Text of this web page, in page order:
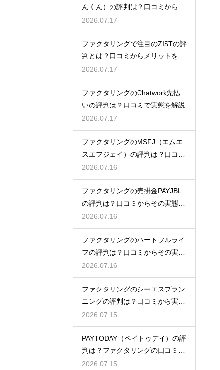
んくん）の評判は？口コミから実
態を徹底解説
2026.07.17
ファクタリングで注目のZISTの評
判とは？口コミからメリットを徹
底解説
2026.07.17
ファクタリングのChatwork先払
いの評判は？口コミで実態を解説
2026.07.17
ファクタリングのMSFJ（エムエ
スエフジェイ）の評判は？口コミ
から検証
2026.07.16
ファクタリングの売掛金PAYJBL
の評判は？口コミからその実態を
徹底解説
2026.07.16
ファクタリングのハートフルライ
フの評判は？口コミからその実態
を徹底解説
2026.07.16
ファクタリングのシーエスプラン
ニングの評判は？口コミから実態
を徹底解説
2026.07.15
PAYTODAY（ペイトゥデイ）の評
判は？ファクタリングの口コミ検
証
2026.07.15